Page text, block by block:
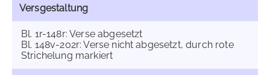
Versgestaltung
Bl. 1r-148r: Verse abgesetzt
Bl. 148v-202r: Verse nicht abgesetzt, durch rote
Strichelung markiert